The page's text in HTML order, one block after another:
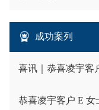
成功案列
喜讯｜恭喜凌宇客
恭喜凌宇客户 E 女